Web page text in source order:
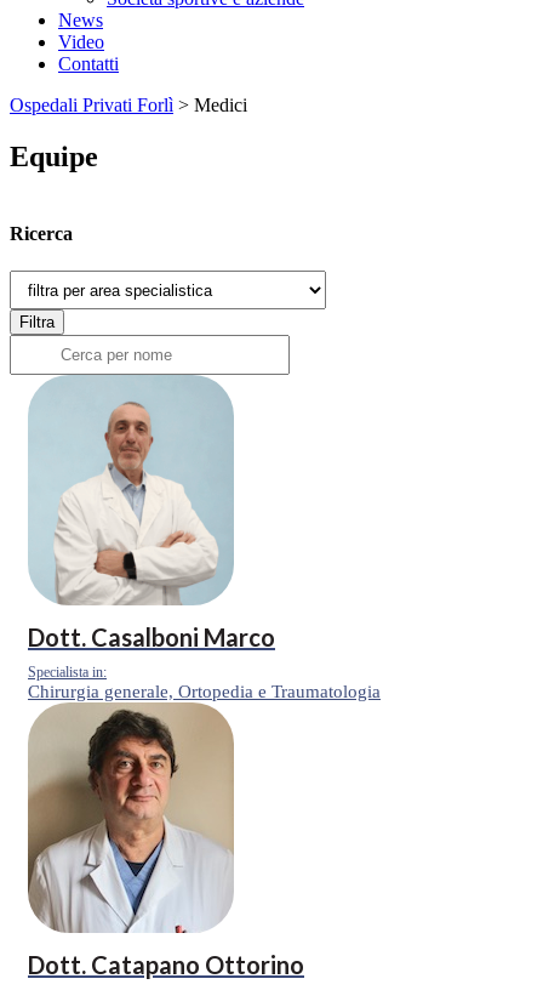
News
Video
Contatti
Ospedali Privati Forlì > Medici
Equipe
Ricerca
Filtra
Dott. Casalboni Marco
Specialista in:
Chirurgia generale, Ortopedia e Traumatologia
Dott. Catapano Ottorino